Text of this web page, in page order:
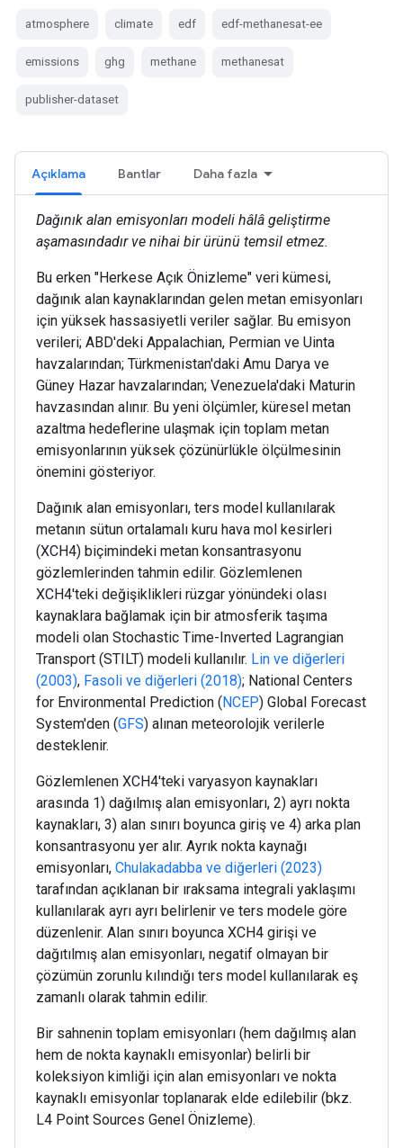
atmosphere climate edf edf-methanesat-ee
emissions ghg methane methanesat
publisher-dataset
Açıklama Bantlar Daha fazla
Dağınık alan emisyonları modeli hâlâ geliştirme
aşamasındadır ve nihai bir ürünü temsil etmez.
Bu erken "Herkese Açık Önizleme" veri kümesi,
dağınık alan kaynaklarından gelen metan emisyonları
için yüksek hassasiyetli veriler sağlar. Bu emisyon
verileri; ABD'deki Appalachian, Permian ve Uinta
havzalarından; Türkmenistan'daki Amu Darya ve
Güney Hazar havzalarından; Venezuela'daki Maturin
havzasından alınır. Bu yeni ölçümler, küresel metan
azaltma hedeflerine ulaşmak için toplam metan
emisyonlarının yüksek çözünürlükle ölçülmesinin
önemini gösteriyor.
Dağınık alan emisyonları, ters model kullanılarak
metanın sütun ortalamalı kuru hava mol kesirleri
(XCH4) biçimindeki metan konsantrasyonu
gözlemlerinden tahmin edilir. Gözlemlenen
XCH4'teki değişiklikleri rüzgar yönündeki olası
kaynaklara bağlamak için bir atmosferik taşıma
modeli olan Stochastic Time-Inverted Lagrangian
Transport (STILT) modeli kullanılır. Lin ve diğerleri
(2003), Fasoli ve diğerleri (2018); National Centers
for Environmental Prediction (NCEP) Global Forecast
System'den (GFS) alınan meteorolojik verilerle
desteklenir.
Gözlemlenen XCH4'teki varyasyon kaynakları
arasında 1) dağılmış alan emisyonları, 2) ayrı nokta
kaynakları, 3) alan sınırı boyunca giriş ve 4) arka plan
konsantrasyonu yer alır. Ayrık nokta kaynağı
emisyonları, Chulakadabba ve diğerleri (2023)
tarafından açıklanan bir ıraksama integrali yaklaşımı
kullanılarak ayrı ayrı belirlenir ve ters modele göre
düzenlenir. Alan sınırı boyunca XCH4 girişi ve
dağıtılmış alan emisyonları, negatif olmayan bir
çözümün zorunlu kılındığı ters model kullanılarak eş
zamanlı olarak tahmin edilir.
Bir sahnenin toplam emisyonları (hem dağılmış alan
hem de nokta kaynaklı emisyonlar) belirli bir
koleksiyon kimliği için alan emisyonları ve nokta
kaynaklı emisyonlar toplanarak elde edilebilir (bkz.
L4 Point Sources Genel Önizleme).